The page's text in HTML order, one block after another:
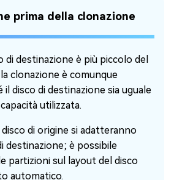
prima della clonazione
di destinazione è più piccolo del
clonazione è comunque
il disco di destinazione sia uguale
utilizzata.
di origine si adatteranno
destinazione; è possibile
partizioni sul layout del disco
automatico.